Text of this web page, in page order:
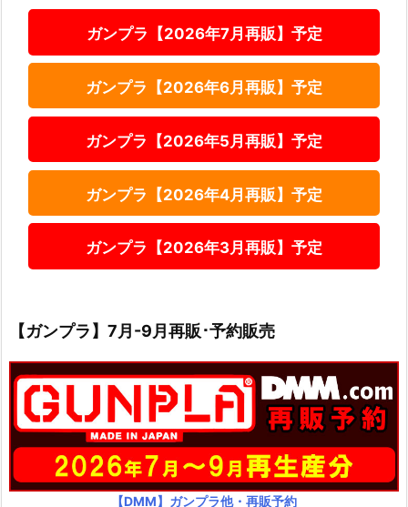
ガンプラ【2026年7月再販】予定
ガンプラ【2026年6月再販】予定
ガンプラ【2026年5月再販】予定
ガンプラ【2026年4月再販】予定
ガンプラ【2026年3月再販】予定
【ガンプラ】7月-9月再販･予約販売
【DMM】ガンプラ他・再販予約